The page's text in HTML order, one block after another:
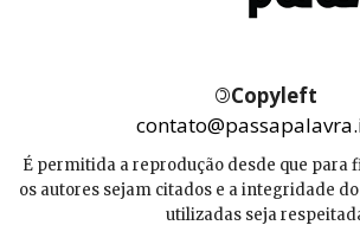
©Copyleft
É permitida a reprodução desde que para
os autores sejam citados e a integridade
utilizadas seja